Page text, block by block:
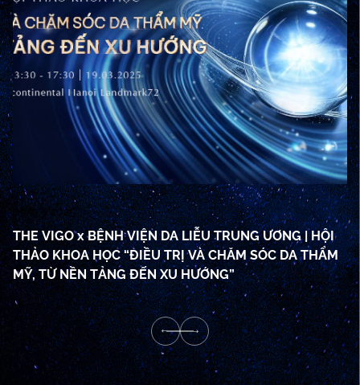
03/03/2025
THE VIGO x BỆNH VIỆN DA LIỄU TRUNG ƯƠNG | HỘI
THẢO KHOA HỌC “ĐIỀU TRỊ VÀ CHĂM SÓC DA THẨM
MỸ, TỪ NỀN TẢNG ĐẾN XU HƯỚNG”